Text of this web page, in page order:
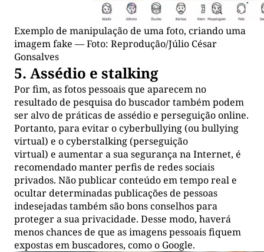
Exemplo de manipulação de uma foto, criando uma
imagem fake — Foto: Reprodução/Júlio César
Gonsalves
5. Assédio e stalking
Por fim, as fotos pessoais que aparecem no
resultado de pesquisa do buscador também podem
ser alvo de práticas de assédio e perseguição online.
Portanto, para evitar o cyberbullying (ou bullying
virtual) e o cyberstalking (perseguição
virtual) e aumentar a sua segurança na Internet, é
recomendado manter perfis de redes sociais
privados. Não publicar conteúdo em tempo real e
ocultar determinadas publicações de pessoas
indesejadas também são bons conselhos para
proteger a sua privacidade. Desse modo, haverá
menos chances de que as imagens pessoais fiquem
expostas em buscadores, como o Google.